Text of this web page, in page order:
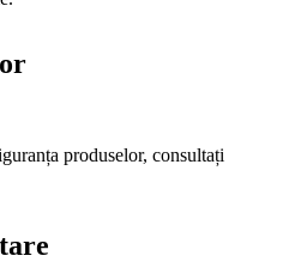
produselor, consultați